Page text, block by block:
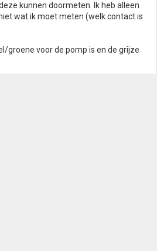
kunnen doormeten. Ik heb alleen
wat ik moet meten (welk contact is
groene voor de pomp is en de grijze